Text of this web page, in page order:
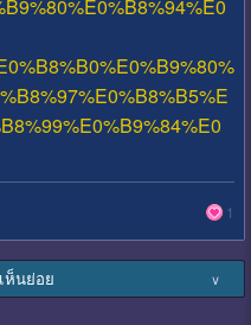
1
ห็นย่อย ∨